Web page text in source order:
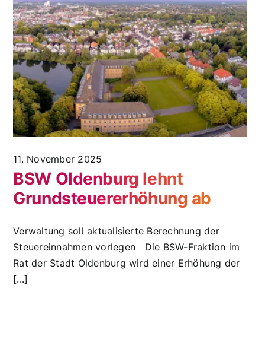
BSW Oldenburg lehnt
Grundsteuererhöhung ab
11. November 2025
Verwaltung soll aktualisierte Berechnung der
Steuereinnahmen vorlegen Die BSW-Fraktion im
Rat der Stadt Oldenburg wird einer Erhöhung der
[...]